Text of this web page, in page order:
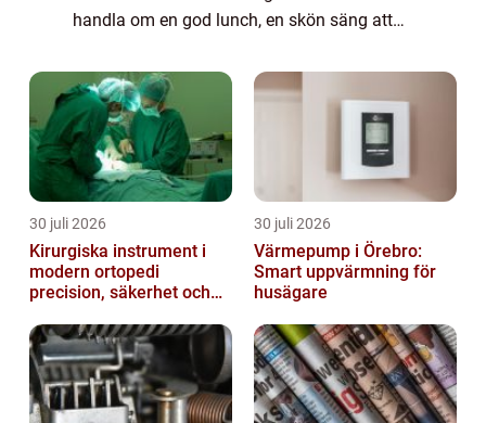
handla om en god lunch, en skön säng att
Det finns ett flertal hotell som erbjuder spa
d...
30 juli 2026
Kirurgiska instrument i
modern ortopedi
precision, säkerhet och
30 juli 2026
Värmepump i Örebro:
Smart uppvärmning för
husägare